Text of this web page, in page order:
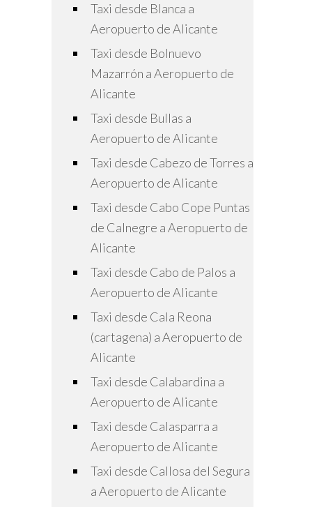
Taxi desde Blanca a
Aeropuerto de Alicante
Taxi desde Bolnuevo
Mazarrón a Aeropuerto de
Alicante
Taxi desde Bullas a
Aeropuerto de Alicante
Taxi desde Cabezo de Torres a
Aeropuerto de Alicante
Taxi desde Cabo Cope Puntas
de Calnegre a Aeropuerto de
Alicante
Taxi desde Cabo de Palos a
Aeropuerto de Alicante
Taxi desde Cala Reona
(cartagena) a Aeropuerto de
Alicante
Taxi desde Calabardina a
Aeropuerto de Alicante
Taxi desde Calasparra a
Aeropuerto de Alicante
Taxi desde Callosa del Segura
a Aeropuerto de Alicante